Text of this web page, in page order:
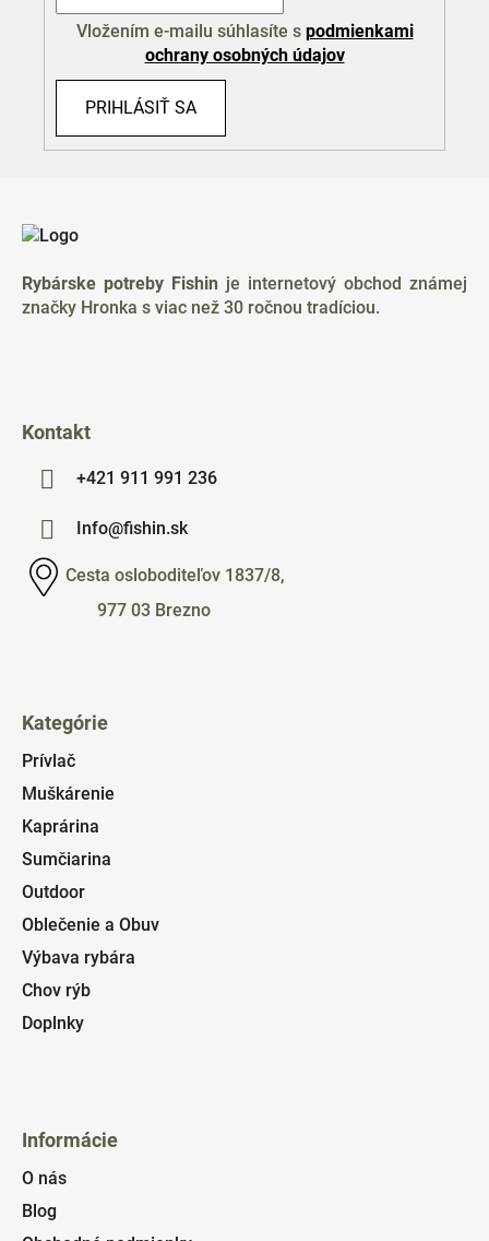
Vložením e-mailu súhlasíte s podmienkami
ochrany osobných údajov
PRIHLÁSIŤ SA
Rybárske potreby Fishin je internetový obchod známej
značky Hronka s viac než 30 ročnou tradíciou.
Kontakt
+421 911 991 236
Info@fishin.sk
Cesta osloboditeľov 1837/8,
977 03 Brezno
Kategórie
Prívlač
Muškárenie
Kaprárina
Sumčiarina
Outdoor
Oblečenie a Obuv
Výbava rybára
Chov rýb
Doplnky
Informácie
O nás
Blog